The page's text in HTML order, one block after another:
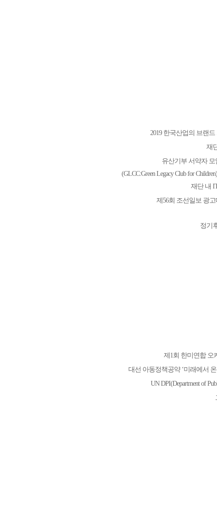
2019 한국산업의 브랜
재
유산기부 서약자
(GLCC:Green Legacy Club for
재단 내
제56회 조선일보 광
정기
제1회 한미연합 오
대선 아동정책공약 ‘미래에서
UN DPI(Department of